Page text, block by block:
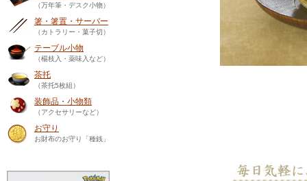
（万年筆・デスク小物）
箸・箸置・サーバー
（カトラリー・菓子切）
テーブル小物
（楊枝入・薬味入など）
茶托
（茶托5枚組）
装飾品・小物類
（アクセサリーなど）
お守り
お財布のお守り「種銭」